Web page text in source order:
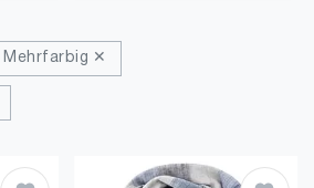
Mehrfarbig ✕